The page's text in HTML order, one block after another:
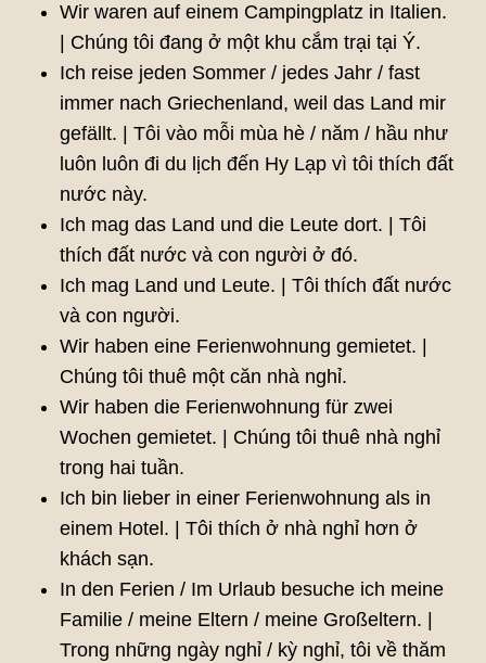
Wir waren auf einem Campingplatz in Italien.
| Chúng tôi đang ở một khu cắm trại tại Ý.
Ich reise jeden Sommer / jedes Jahr / fast
immer nach Griechenland, weil das Land mir
gefällt. | Tôi vào mỗi mùa hè / năm / hầu như
luôn luôn đi du lịch đến Hy Lạp vì tôi thích đất
nước này.
Ich mag das Land und die Leute dort. | Tôi
thích đất nước và con người ở đó.
Ich mag Land und Leute. | Tôi thích đất nước
và con người.
Wir haben eine Ferienwohnung gemietet. |
Chúng tôi thuê một căn nhà nghỉ.
Wir haben die Ferienwohnung für zwei
Wochen gemietet. | Chúng tôi thuê nhà nghỉ
trong hai tuần.
Ich bin lieber in einer Ferienwohnung als in
einem Hotel. | Tôi thích ở nhà nghỉ hơn ở
khách sạn.
In den Ferien / Im Urlaub besuche ich meine
Familie / meine Eltern / meine Großeltern. |
Trong những ngày nghỉ / kỳ nghỉ, tôi về thăm